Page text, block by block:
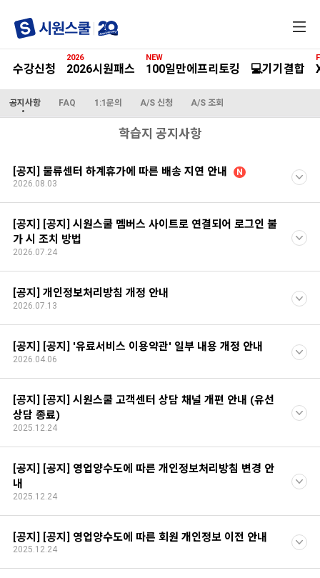
메
수강신청 2026시원패스
2026
100일만에프리토킹
NEW
💻기기결합
공지사항 FAQ 1:1문의 A/S 신청 A/S 조회
학습지 공지사항
[공지] 물류센터 하계휴가에 따른 배송 지연 안내
N
2026.08.03
[공지] [공지] 시원스쿨 멤버스 사이트로 연결되어 로그인 불
가 시 조치 방법
2026.07.24
[공지] 개인정보처리방침 개정 안내
2026.07.13
[공지] [공지] '유료서비스 이용약관' 일부 내용 개정 안내
2026.04.06
[공지] [공지] 시원스쿨 고객센터 상담 채널 개편 안내 (유선
상담 종료)
2025.12.24
[공지] [공지] 영업양수도에 따른 개인정보처리방침 변경 안
내
2025.12.24
[공지] [공지] 영업양수도에 따른 회원 개인정보 이전 안내
2025.12.24